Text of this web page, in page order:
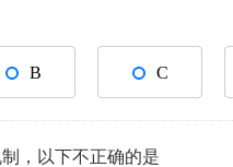
B C
，以下不正确的是